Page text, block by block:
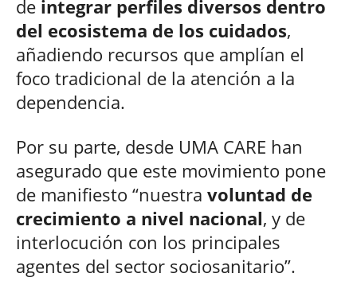
de integrar perfiles diversos dentro
del ecosistema de los cuidados,
añadiendo recursos que amplían el
foco tradicional de la atención a la
dependencia.
Por su parte, desde UMA CARE han
asegurado que este movimiento pone
de manifiesto “nuestra voluntad de
crecimiento a nivel nacional, y de
interlocución con los principales
agentes del sector sociosanitario”.